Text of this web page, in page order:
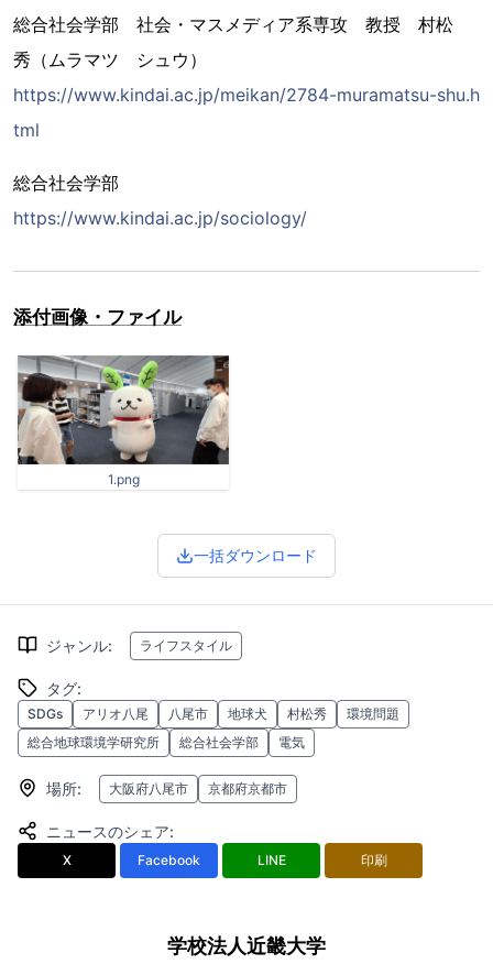
総合社会学部 社会・マスメディア系専攻 教授 村松
秀（ムラマツ シュウ）
https://www.kindai.ac.jp/meikan/2784-muramatsu-shu.h
tml
総合社会学部
https://www.kindai.ac.jp/sociology/
添付画像・ファイル
1.png
一括ダウンロード
ジャンル: ライフスタイル
タグ:
SDGs アリオ八尾 八尾市 地球犬 村松秀
環境問題
総合地球環境学研究所
総合社会学部 電気
場所: 大阪府八尾市 京都府京都市
ニュースのシェア:
X Facebook LINE 印刷
学校法人近畿大学